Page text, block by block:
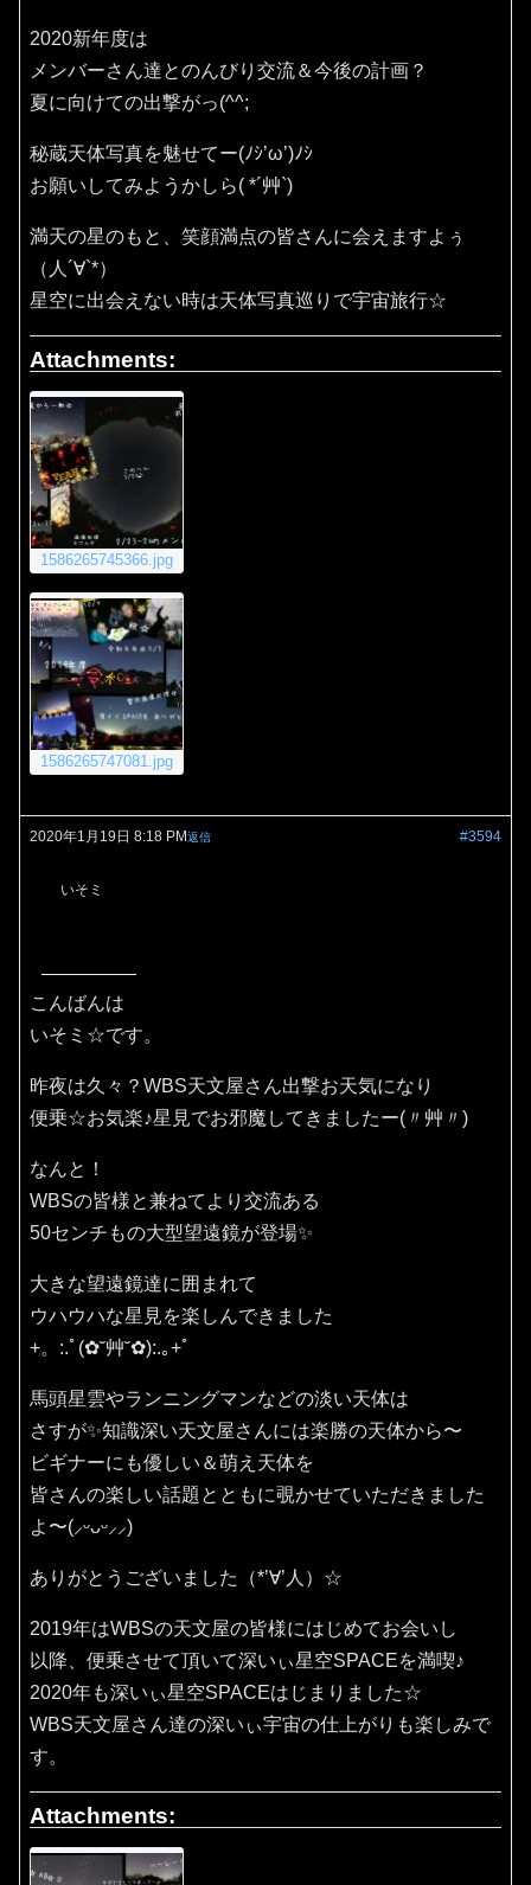
2020新年度は
メンバーさん達とのんびり交流＆今後の計画？
夏に向けての出撃がっ(^^;
秘蔵天体写真を魅せてー(ﾉｼ’ω’)ﾉｼ
お願いしてみようかしら( *´艸`)
満天の星のもと、笑顔満点の皆さんに会えますよぅ
（人´∀`*）
星空に出会えない時は天体写真巡りで宇宙旅行☆
Attachments:
1586265745366.jpg
1586265747081.jpg
2020年1月19日 8:18 PM #3594
返信
いそミ
こんばんは
いそミ☆です。
昨夜は久々？WBS天文屋さん出撃お天気になり
便乗☆お気楽♪星見でお邪魔してきましたー(〃艸〃)
なんと！
WBSの皆様と兼ねてより交流ある
50センチもの大型望遠鏡が登場✨
大きな望遠鏡達に囲まれて
ウハウハな星見を楽しんできました
+。:.ﾟ(✿˘艸˘✿):.｡+ﾟ
馬頭星雲やランニングマンなどの淡い天体は
さすが✨知識深い天文屋さんには楽勝の天体から〜
ビギナーにも優しい＆萌え天体を
皆さんの楽しい話題とともに覗かせていただきました
よ〜(⸝ᵕᴗᵕ⸝⸝)
ありがとうございました（*’∀’人）☆
2019年はWBSの天文屋の皆様にはじめてお会いし
以降、便乗させて頂いて深いぃ星空SPACEを満喫♪
2020年も深いぃ星空SPACEはじまりました☆
WBS天文屋さん達の深いぃ宇宙の仕上がりも楽しみで
す。
Attachments: